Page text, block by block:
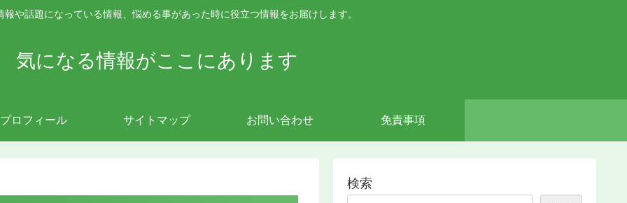
報や話題になっている情報、悩める事があった時に役立つ情報をお届けします。
気になる情報がここにあります
プロフィール サイトマップ お問い合わせ 免責事項
検索